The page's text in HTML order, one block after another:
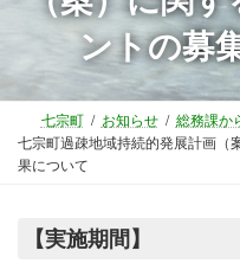
ントの募
七宗町 お知らせ
総務課か
七宗町過疎地域持続的発展計画（
果について
【実施期間】